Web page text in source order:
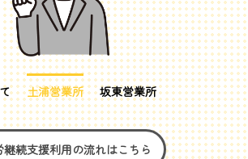
土浦営業所 坂東営業所
継続支援利用の流れはこちら